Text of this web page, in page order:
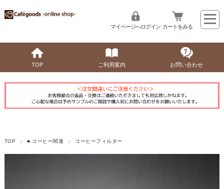
マイページへログイン カートをみる
TOP ご利用案内 お問い合わせ
TOP ■ コーヒー関連 コーヒーフィルター